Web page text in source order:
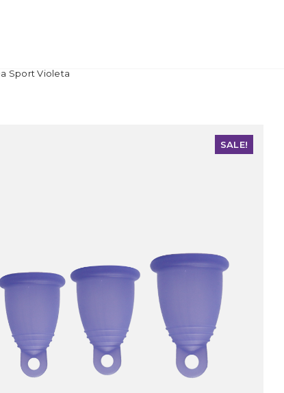
Sport Violeta
SALE!
SALE!